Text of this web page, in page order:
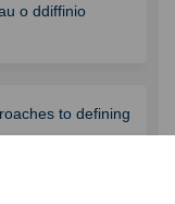
o ddiffinio
to defining